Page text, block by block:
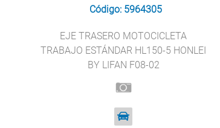
Código: 5964305
EJE TRASERO MOTOCICLETA
TRABAJO ESTÁNDAR HL150-5 HONLEI
BY LIFAN F08-02